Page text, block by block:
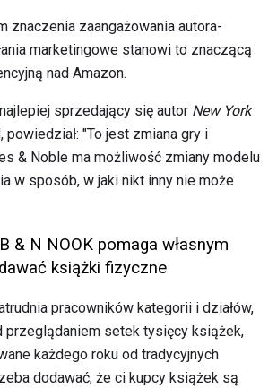
znaczenia zaangażowania autora-
marketingowe stanowi to znaczącą
nad Amazon.
sprzedający się autor New York
powiedział: "To jest zmiana gry i
& Noble ma możliwość zmiany modelu
w sposób, w jaki nikt inny nie może
& N NOOK pomaga własnym
książki fizyczne
pracowników kategorii i działów,
przeglądaniem setek tysięcy książek,
każdego roku od tradycyjnych
dodawać, że ci kupcy książek są